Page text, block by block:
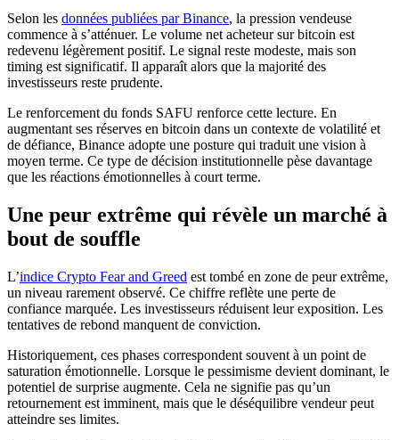
Selon les données publiées par Binance, la pression vendeuse
commence à s’atténuer. Le volume net acheteur sur bitcoin est
redevenu légèrement positif. Le signal reste modeste, mais son
timing est significatif. Il apparaît alors que la majorité des
investisseurs reste prudente.
Le renforcement du fonds SAFU renforce cette lecture. En
augmentant ses réserves en bitcoin dans un contexte de volatilité et
de défiance, Binance adopte une posture qui traduit une vision à
moyen terme. Ce type de décision institutionnelle pèse davantage
que les réactions émotionnelles à court terme.
Une peur extrême qui révèle un marché à
bout de souffle
L’indice Crypto Fear and Greed est tombé en zone de peur extrême,
un niveau rarement observé. Ce chiffre reflète une perte de
confiance marquée. Les investisseurs réduisent leur exposition. Les
tentatives de rebond manquent de conviction.
Historiquement, ces phases correspondent souvent à un point de
saturation émotionnelle. Lorsque le pessimisme devient dominant, le
potentiel de surprise augmente. Cela ne signifie pas qu’un
retournement est imminent, mais que le déséquilibre vendeur peut
atteindre ses limites.